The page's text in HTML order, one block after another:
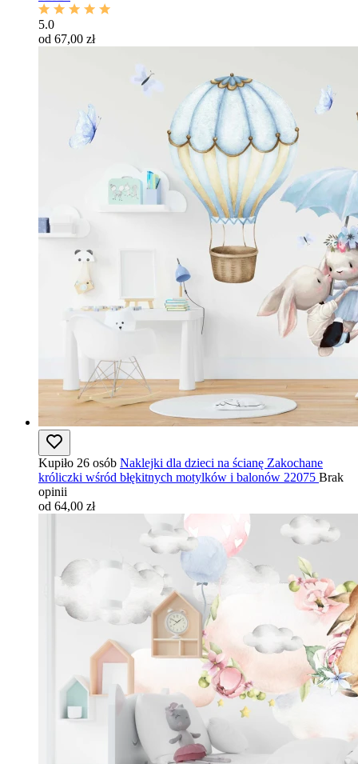
5.0
od 67,00 zł
Kupiło 26 osób Naklejki dla dzieci na ścianę Zakochane
króliczki wśród błękitnych motylków i balonów 22075 Brak
opinii
od 64,00 zł